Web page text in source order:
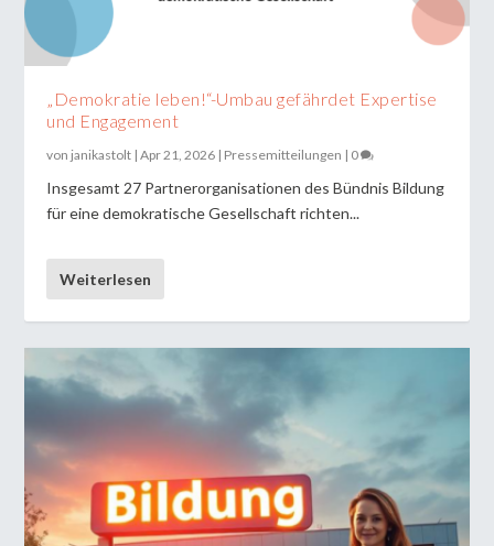
„Demokratie leben!“-Umbau gefährdet Expertise
und Engagement
von janikastolt |Apr 21, 2026 | Pressemitteilungen | 0
Insgesamt 27 Partnerorganisationen des Bündnis Bildung
für eine demokratische Gesellschaft richten...
Weiterlesen